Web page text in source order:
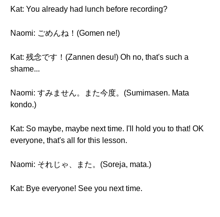
Kat: You already had lunch before recording?
Naomi: ごめんね！(Gomen ne!)
Kat: 残念です！(Zannen desu!) Oh no, that's such a
shame...
Naomi: すみません。また今度。(Sumimasen. Mata
kondo.)
Kat: So maybe, maybe next time. I'll hold you to that! OK
everyone, that's all for this lesson.
Naomi: それじゃ、また。(Soreja, mata.)
Kat: Bye everyone! See you next time.